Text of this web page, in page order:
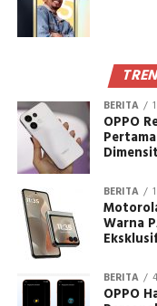
BERITA
OPPO
BERITA
Warna
BERITA
OPPO